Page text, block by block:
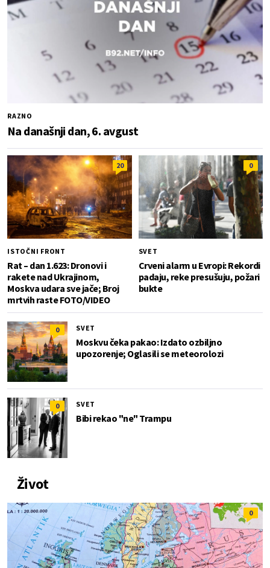
RAZNO
Na današnji dan, 6. avgust
20
ISTOČNI FRONT
Rat – dan 1.623: Dronovi i
rakete nad Ukrajinom,
Moskva udara sve jače; Broj
mrtvih raste FOTO/VIDEO
0
SVET
Crveni alarm u Evropi: Rekordi
padaju, reke presušuju, požari
bukte
0 SVET
Moskvu čeka pakao: Izdato ozbiljno
upozorenje; Oglasili se meteorolozi
0 SVET
Bibi rekao "ne" Trampu
Život
0